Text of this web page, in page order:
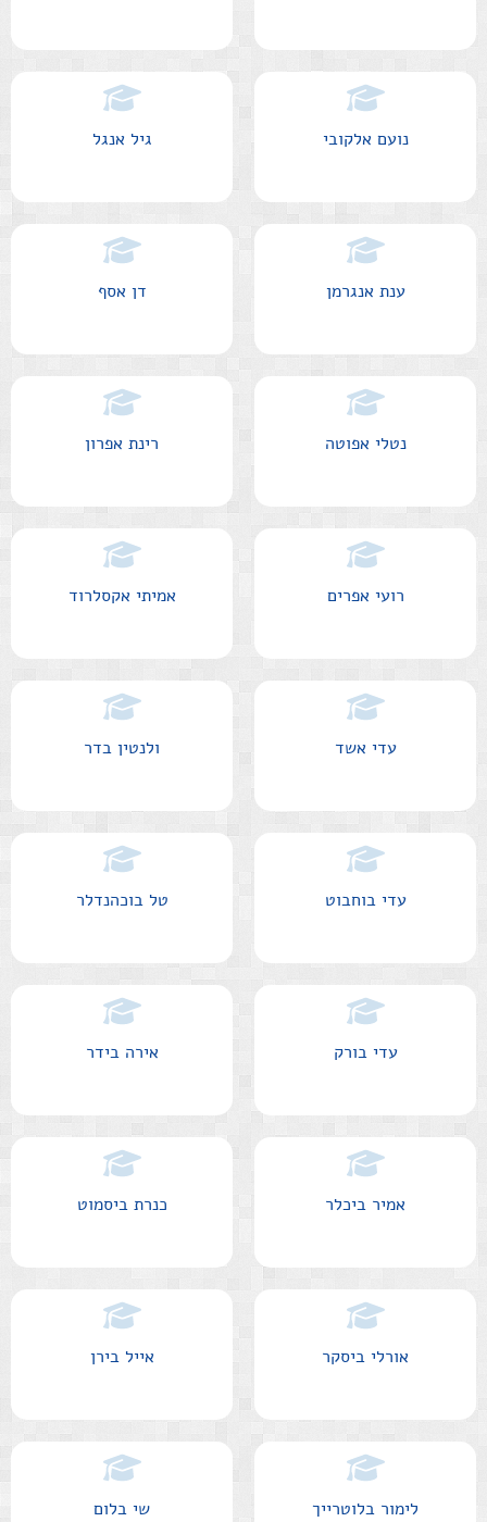
נועם אלקובי גיל אנגל
ענת אנגרמן דן אסף
נטלי אפוטה רינת אפרון
רועי אפרים אמיתי אקסלרוד
עדי אשד ולנטין בדר
עדי בוחבוט טל בוכהנדלר
עדי בורק אירה בידר
אמיר ביכלר כנרת ביסמוט
אורלי ביסקר אייל בירן
לימור בלוטרייך שי בלום